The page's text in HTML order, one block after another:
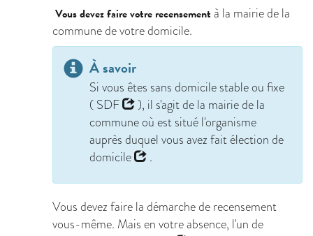
Vous devez faire votre recensement à la mairie de la
commune de votre domicile.
À savoir
Si vous êtes sans domicile stable ou fixe
( SDF
), il s'agit de la mairie de la
commune où est situé l'organisme
auprès duquel vous avez faitélection de
domicile
.
Vous devez faire la démarche de recensement
vous-même. Mais en votre absence, l'un de